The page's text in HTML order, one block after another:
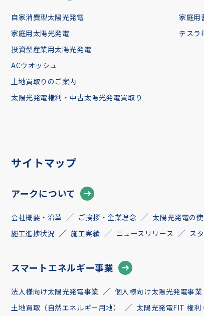
自家消費型太陽光発電
家庭用太陽光発電
投資型産業用太陽光発電
ACウオッシュ
土地買取りのご案内
太陽光発電権利・中古太陽光発電買取り
家庭用
テス
サイトマップ
アークについて
会社概要・沿革 ご挨拶・企業理念 太陽光発電の
施工進捗状況
施工実績 ニュースリリース ス
スマートエネルギー事業
法人様向け太陽光発電事業 個人様向け太陽光発電事業
土地買取（自然エネルギー用地）
太陽光発電FIT 権利